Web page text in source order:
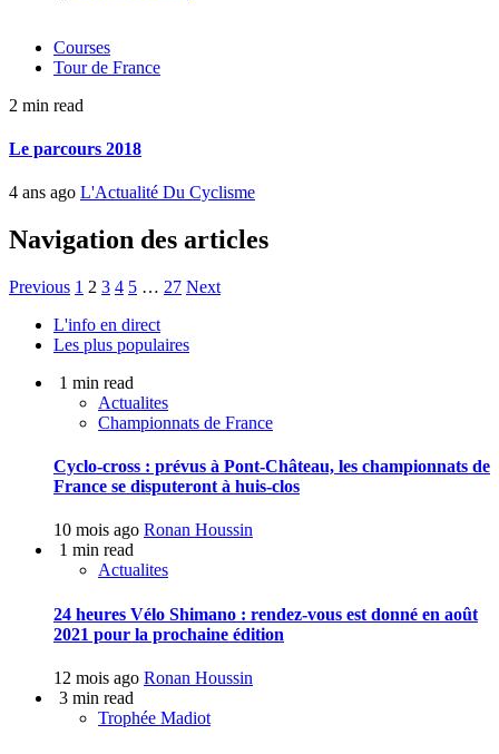
Courses
Tour de France
2 min read
Le parcours 2018
4 ans ago L'Actualité Du Cyclisme
Navigation des articles
Previous 1 2 3 4 5 … 27 Next
L'info en direct
Les plus populaires
1 min read
Actualites
Championnats de France
Cyclo-cross : prévus à Pont-Château, les championnats de
France se disputeront à huis-clos
10 mois ago Ronan Houssin
1 min read
Actualites
24 heures Vélo Shimano : rendez-vous est donné en août
2021 pour la prochaine édition
12 mois ago Ronan Houssin
3 min read
Trophée Madiot